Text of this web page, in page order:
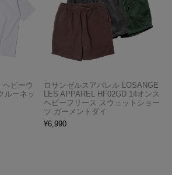
ヘビーウ
ルーネッ
ロサンゼルスアパレル LOSANGE
LES APPAREL HF02GD 14オンス
ヘビーフリース スウェットショー
ツ ガーメントダイ
¥6,990